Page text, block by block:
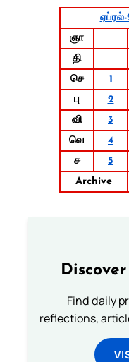
ஞா
தி
செ
1
பு
2
வி
3
வெ
4
ச
5
Archive
Find daily
reflections,